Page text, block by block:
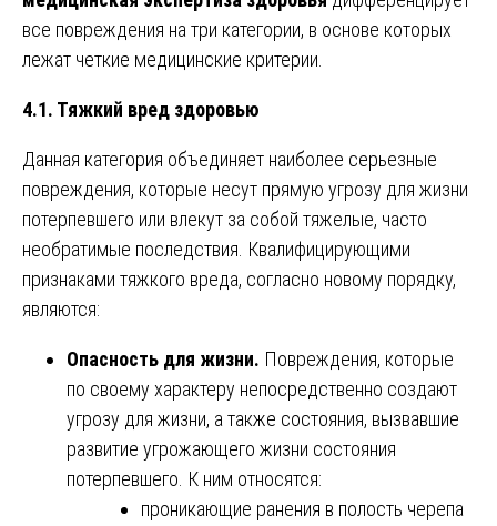
все повреждения на три категории, в основе которых
лежат четкие медицинские критерии.
4.1. Тяжкий вред здоровью
Данная категория объединяет наиболее серьезные
повреждения, которые несут прямую угрозу для жизни
потерпевшего или влекут за собой тяжелые, часто
необратимые последствия. Квалифицирующими
признаками тяжкого вреда, согласно новому порядку,
являются:
Опасность для жизни. Повреждения, которые
по своему характеру непосредственно создают
угрозу для жизни, а также состояния, вызвавшие
развитие угрожающего жизни состояния
потерпевшего. К ним относятся:
проникающие ранения в полость черепа